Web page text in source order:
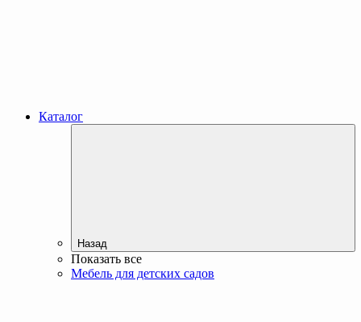
Каталог
Назад
Показать все
Мебель для детских садов